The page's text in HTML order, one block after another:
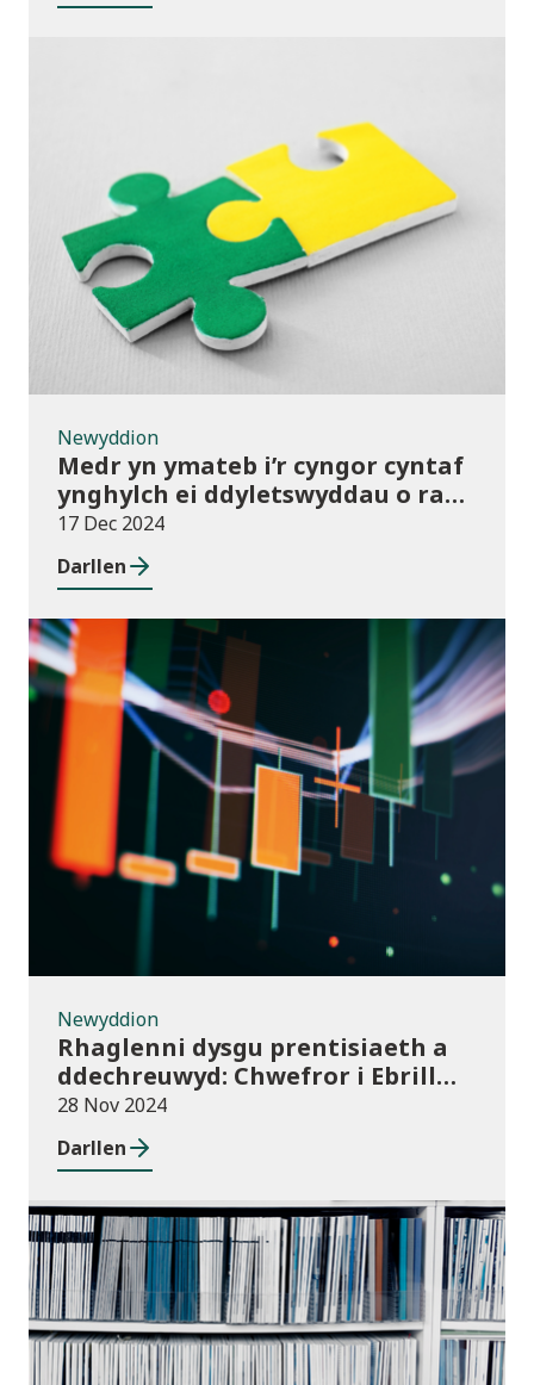
Newyddion
Newyddion
Medr yn ymateb i’r cyngor cyntaf
ynghylch ei ddyletswyddau o ran
y Gymraeg
17 Dec 2024
Darllen
Newyddion
Newyddion
Rhaglenni dysgu prentisiaeth a
ddechreuwyd: Chwefror i Ebrill
2024 (dros dro)
28 Nov 2024
Darllen